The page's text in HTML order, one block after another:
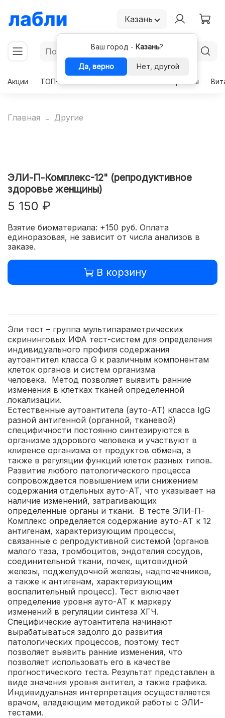
Казань
Ваш город - Казань?
Да, верно
Нет, другой
Акции
ТОП-50 Гормоны
Главная Другие
ЭЛИ-П-Комплекс-12" (репродуктивное
здоровье женщины)
5 150 ₽
Взятие биоматериала: +150 руб. Оплата
единоразовая, не зависит от числа анализов в
заказе.
В корзину
Эли тест – группа мультипараметрических
скрининговых ИФА тест-систем для определения
индивидуального профиля содержания
аутоантител класса G к различным компонентам
клеток органов и систем организма
человека. Метод позволяет выявить ранние
изменения в клетках тканей определенной
локализации.
Естественные аутоантитела (ауто-АТ) класса IgG
разной антигенной (органной, тканевой)
специфичности постоянно синтезируются в
организме здорового человека и участвуют в
клиренсе организма от продуктов обмена, а
также в регуляции функций клеток разных типов.
Развитие любого патологического процесса
сопровождается повышением или снижением
содержания отдельных ауто-АТ, что указывает на
наличие изменений, затрагивающих
определенные органы и ткани. В тесте ЭЛИ-П-
Комплекс определяется содержание ауто-АТ к 12
антигенам, характеризующим процессы,
связанные с репродуктивной системой (органов
малого таза, тромбоцитов, эндотелия сосудов,
соединительной ткани, почек, щитовидной
железы, поджелудочной железы, надпочечников,
а также к антигенам, характеризующим
воспалительный процесс). Тест включает
определение уровня ауто-АТ к маркеру
изменений в регуляции синтеза ХГЧ.
Специфические аутоантитела начинают
вырабатываться задолго до развития
патологических процессов, поэтому тест
позволяет выявить ранние изменения, что
позволяет использовать его в качестве
прогностического теста. Результат представлен в
виде значения уровня антител, а также графика.
Индивидуальная интерпретация осуществляется
врачом, владеющим методикой работы с ЭЛИ-
тестами.